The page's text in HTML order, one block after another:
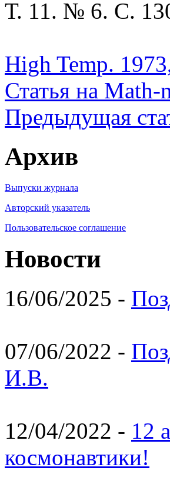
Т. 11. № 6. С.
High Temp.
Статья на Math-
Предыдущая
Архив
Выпуски журнала
Авторский указатель
Пользовательское соглашение
Новости
16/06/2025 -
07/06/2022 -
И.В.
12/04/2022 - 12
космонавтики!